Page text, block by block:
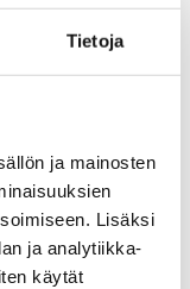
Tietoja
ja mainosten
Lisäksi
ja analytiikka-
käytät
tätä